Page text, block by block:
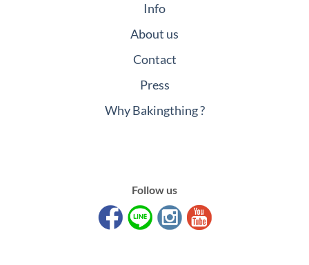
Info
About us
Contact
Press
Why Bakingthing ?
Follow us